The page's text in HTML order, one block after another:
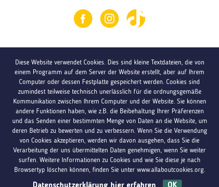
Jugendinfo Eupen
Gospertstraße 24, B-4700 Eupen
+32 (0)87 744 119
eupen@jugendinfo.be
Öffnungszeiten: Di. – Do. von 11 bis 17 Uhr
Diese Website verwendet Cookies. Dies sind kleine Textdateien, die von
einem Programm auf dem Server der Website erstellt, aber auf Ihrem
Computer oder dessen Festplatte gespeichert werden. Cookies sind
zumindest teilweise technisch unerlässlich für die ordnungsgemäße
Kommunikation zwischen Ihrem Computer und der Website. Sie können
andere Funktionen haben, wie z.B. die Beibehaltung Ihrer Präferenzen
und das Senden einer bestimmten Menge von Daten an die Website, um
deren Betrieb zu bewerten und zu verbessern. Wenn Sie die Verwendung
von Cookies akzeptieren, werden wir davon ausgehen, dass Sie die
Verarbeitung der uns übermittelten Daten genehmigen, wenn Sie weiter
surfen. Weitere Informationen zu Cookies und wie Sie diese je nach
Browsertyp löschen können, finden Sie unter www.allaboutcookies.org.